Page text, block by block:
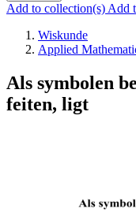
Add to collection(s) Add
Wiskunde
Applied
Als symbolen
feiten, ligt